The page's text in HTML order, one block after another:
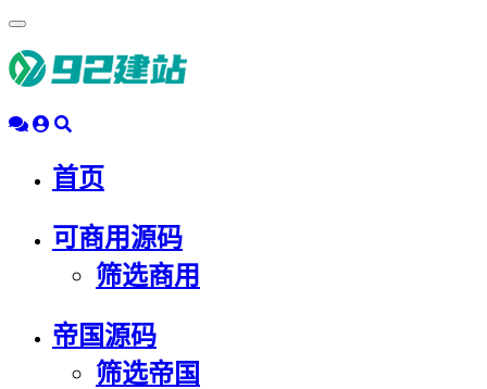
动
导
首页
可商用源码
筛选商用
帝国源码
筛选帝国